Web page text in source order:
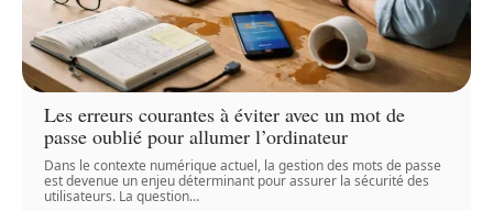
Les erreurs courantes à éviter avec un mot de
passe oublié pour allumer l’ordinateur
Dans le contexte numérique actuel, la gestion des mots de passe
est devenue un enjeu déterminant pour assurer la sécurité des
utilisateurs. La question…